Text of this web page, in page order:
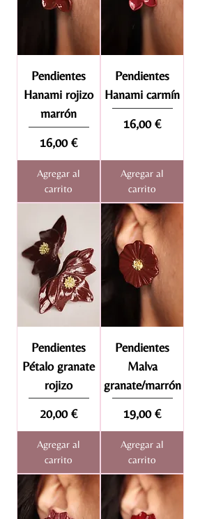
Pendientes
Hanami rojizo
marrón
Precio
16,00 €
Agregar al
carrito
Pendientes
Hanami carmín
Precio
16,00 €
Agregar al
carrito
Pendientes
Pétalo granate
rojizo
Precio
20,00 €
Agregar al
carrito
Pendientes
Malva
granate/marrón
Precio
19,00 €
Agregar al
carrito